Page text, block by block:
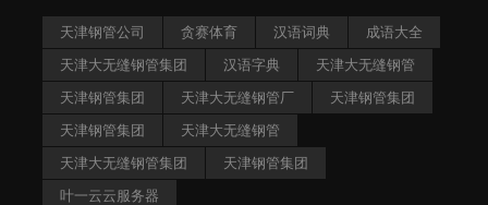
天津钢管公司 贪赛体育 汉语词典
成语大全
天津大无缝钢管集团
汉语字典
天津大无缝钢管
天津钢管集团
天津大无缝钢管厂
天津钢管集团
天津钢管集团
天津大无缝钢管
天津大无缝钢管集团
天津钢管集团
叶一云云服务器